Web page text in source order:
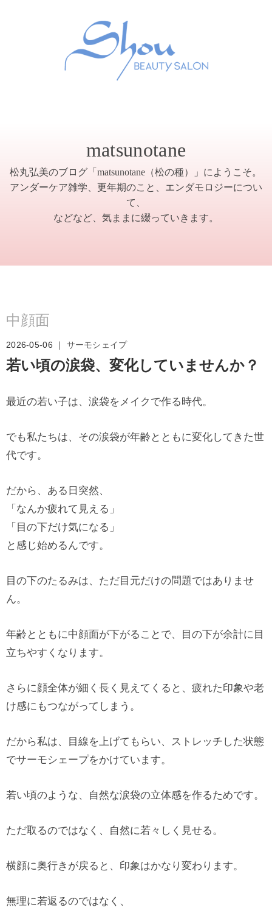
matsunotane
松丸弘美のブログ「matsunotane（松の種）」にようこそ。
アンダーケア雑学、更年期のこと、エンダモロジーについ
て、
などなど、気ままに綴っていきます。
中顔面
2026-05-06 ｜ サーモシェイプ
若い頃の涙袋、変化していませんか？
最近の若い子は、涙袋をメイクで作る時代。
でも私たちは、その涙袋が年齢とともに変化してきた世
代です。
だから、ある日突然、
「なんか疲れて見える」
「目の下だけ気になる」
と感じ始めるんです。
目の下のたるみは、ただ目元だけの問題ではありませ
ん。
年齢とともに中顔面が下がることで、目の下が余計に目
立ちやすくなります。
さらに顔全体が細く長く見えてくると、疲れた印象や老
け感にもつながってしまう。
だから私は、目線を上げてもらい、ストレッチした状態
でサーモシェープをかけています。
若い頃のような、自然な涙袋の立体感を作るためです。
ただ取るのではなく、自然に若々しく見せる。
横顔に奥行きが戻ると、印象はかなり変わります。
無理に若返るのではなく、